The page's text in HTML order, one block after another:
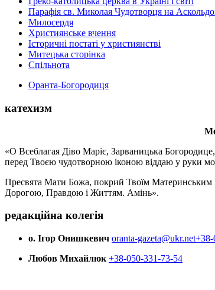
Парафія св. Миколая Чудотворця на
Милосердя
Християнське вчення
Історичні постаті у християнстві
Митецька сторінка
Спільнота
Оранта-Богородиця
катехизм
«О Всеблагая Діво Маріє, Зарваницька
перед Твоєю чудотворною іконою віддаю у руки
Пресвята Мати Божа, покрий Твоїм Материнським
Дорогою, Правдою і Життям. Амінь».
редакційна колегія
о. Ігор Онишкевич oranta-gazeta@ukr.net+38-
Любов Михайлюк +38-050-331-73-54